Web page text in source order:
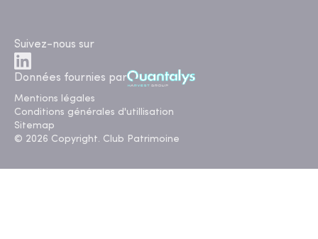
Suivez-nous sur
Données fournies par
Mentions légales
Conditions générales d'utillisation
Sitemap
© 2026 Copyright. Club Patrimoine